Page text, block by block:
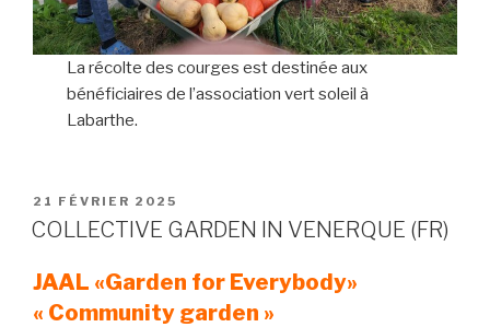
La récolte des courges est destinée aux
bénéficiaires de l’association vert soleil à
Labarthe.
PUBLIÉ
LE
21 FÉVRIER 2025
COLLECTIVE GARDEN IN VENERQUE (FR)
JAAL «Garden for Everybody»
« Community garden »